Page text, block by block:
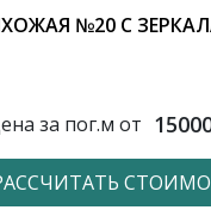
№20 С
за пог.м от